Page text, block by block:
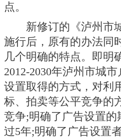
点。
新修订的《泸州市城
施行后，原有的办法同
几个明确的特点。即明
2012-2030年泸州市城
设置取得的方式，对利
标、拍卖等公平竞争的
竞争;明确了广告设置
过5年;明确了广告设置